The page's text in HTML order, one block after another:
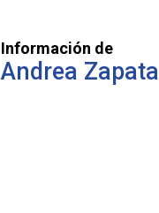
Información de
Andrea Zapata